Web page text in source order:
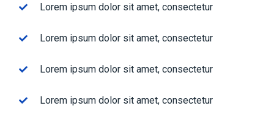
Lorem ipsum dolor sit amet, consectetur
Lorem ipsum dolor sit amet, consectetur
Lorem ipsum dolor sit amet, consectetur
Lorem ipsum dolor sit amet, consectetur